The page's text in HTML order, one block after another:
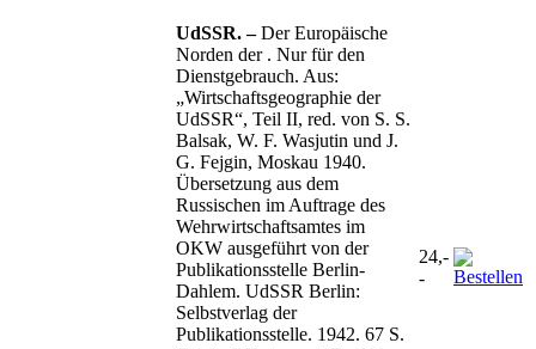
UdSSR. –Der Europäische
Norden der . Nur für den
Dienstgebrauch. Aus:
„Wirtschaftsgeographie der
UdSSR“, Teil II, red. von S. S.
Balsak, W. F. Wasjutin und J.
G. Fejgin, Moskau 1940.
Übersetzung aus dem
Russischen im Auftrage des
Wehrwirtschaftsamtes im
OKW ausgeführt von der
Publikationsstelle Berlin-
Dahlem. UdSSR Berlin:
Selbstverlag der
Publikationsstelle. 1942. 67 S.
24,-
-